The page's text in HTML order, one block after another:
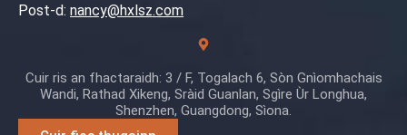
Post-d: nancy@hxlsz.com
Cuir ris an fhactaraidh: 3 / F, Togalach 6, Sòn Gnìomhachais
Wandi, Rathad Xikeng, Sràid Guanlan, Sgìre Ùr Longhua,
Shenzhen, Guangdong, Sìona.